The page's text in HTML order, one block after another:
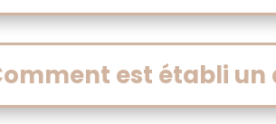
est établi un